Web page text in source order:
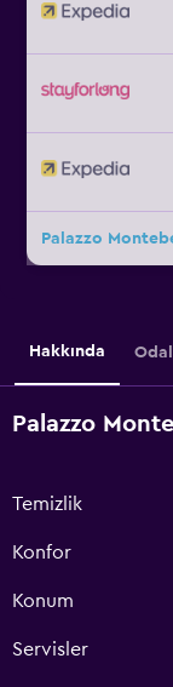
Palazzo
Hakkında
Palazzo
Temizlik
Konfor
Konum
Servisler